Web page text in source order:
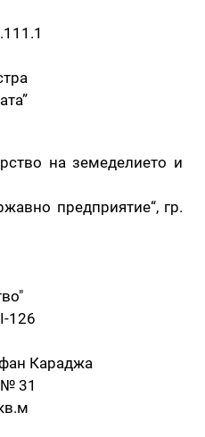
на земеделието и
предприятие“, гр.
126
Караджа
№ 31